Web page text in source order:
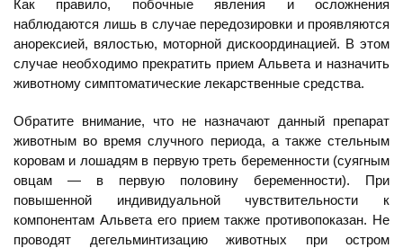
Как правило, побочные явления и осложнения
наблюдаются лишь в случае передозировки и проявляются
анорексией, вялостью, моторной дискоординацией. В этом
случае необходимо прекратить прием Альвета и назначить
животному симптоматические лекарственные средства.
Обратите внимание, что не назначают данный препарат
животным во время случного периода, а также стельным
коровам и лошадям в первую треть беременности (суягным
овцам — в первую половину беременности). При
повышенной индивидуальной чувствительности к
компонентам Альвета его прием также противопоказан. Не
проводят дегельминтизацию животных при остром